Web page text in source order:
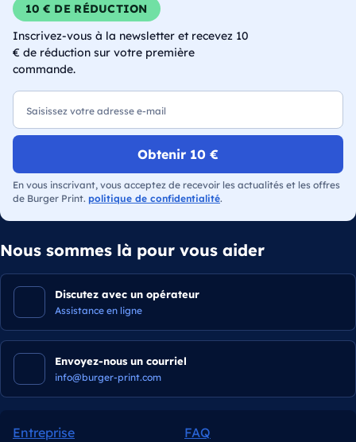
10 € DE RÉDUCTION
Inscrivez-vous à la newsletter et recevez 10
€ de réduction sur votre première
commande.
E-mail
Obtenir 10 €
En vous inscrivant, vous acceptez de recevoir les actualités et les offres
de Burger Print. politique de confidentialité.
Nous sommes là pour vous aider
Discutez avec un opérateur
Assistance en ligne
Envoyez-nous un courriel
info@burger-print.com
Entreprise
FAQ